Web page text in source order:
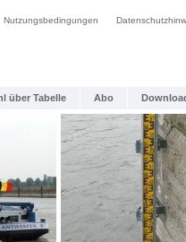
Nutzungsbedingungen
über Tabelle Abo